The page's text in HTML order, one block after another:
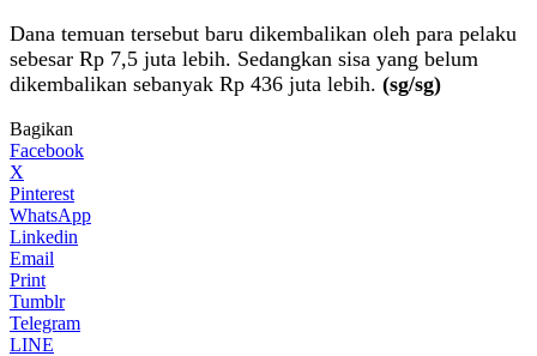
Dana temuan tersebut baru dikembalikan oleh para pelaku
sebesar Rp 7,5 juta lebih. Sedangkan sisa yang belum
dikembalikan sebanyak Rp 436 juta lebih. (sg/sg)
Bagikan
Facebook
X
Pinterest
WhatsApp
Linkedin
Email
Print
Tumblr
Telegram
LINE